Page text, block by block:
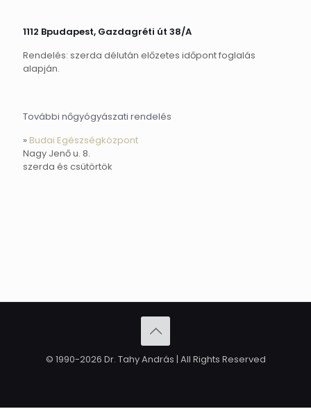
1112 Bpudapest, Gazdagréti út 38/A
Rendelés: szerda délután előzetes időpont foglalás
alapján.
További nőgyógyászati rendelés
» Budai Egészségközpont
Nagy Jenő u. 8.
szerda és csütörtök
© 1990-2026 Dr. Tahy András | All Rights Reserved